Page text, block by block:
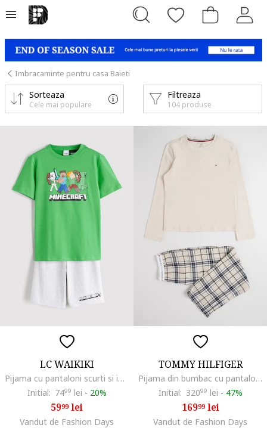
Imbracaminte pentru casa Baieti
Filtreaza
104 produse
Sorteaza
Cele mai populare
LC WAIKIKI
Pijama cu pantaloni scurti si imprimeu Minecraft, Verde deschis/Gri deschis melange
Initial: 7499 lei - 20%
5999lei
Vandut de Fashion Days
TOMMY HILFIGER
Pijama din bumbac cu pantaloni in carouri, Alb fildes/Negru
Initial: 32099 lei - 47%
16999lei
Vandut de Fashion Days